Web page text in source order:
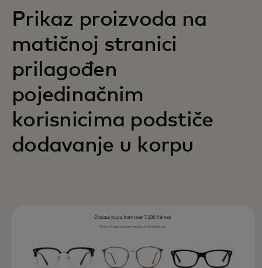
Prikaz proizvoda na
matičnoj stranici
prilagođen
pojedinačnim
korisnicima podstiče
dodavanje u korpu